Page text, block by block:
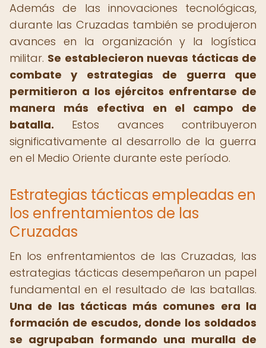
Además de las innovaciones tecnológicas,
durante las Cruzadas también se produjeron
avances en la organización y la logística
militar. Se establecieron nuevas tácticas de
combate y estrategias de guerra que
permitieron a los ejércitos enfrentarse de
manera más efectiva en el campo de
batalla. Estos avances contribuyeron
significativamente al desarrollo de la guerra
en el Medio Oriente durante este período.
Estrategias tácticas empleadas en
los enfrentamientos de las
Cruzadas
En los enfrentamientos de las Cruzadas, las
estrategias tácticas desempeñaron un papel
fundamental en el resultado de las batallas.
Una de las tácticas más comunes era la
formación de escudos, donde los soldados
se agrupaban formando una muralla de